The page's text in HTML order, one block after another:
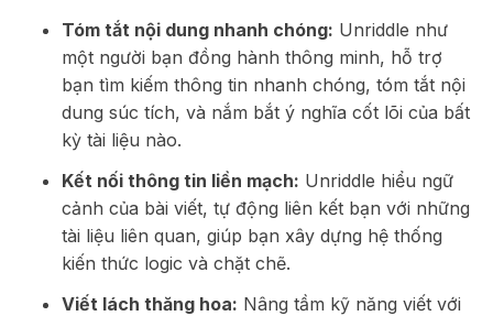
Tóm tắt nội dung nhanh chóng: Unriddle như
một người bạn đồng hành thông minh, hỗ trợ
bạn tìm kiếm thông tin nhanh chóng, tóm tắt nội
dung súc tích, và nắm bắt ý nghĩa cốt lõi của bất
kỳ tài liệu nào.
Kết nối thông tin liền mạch: Unriddle hiểu ngữ
cảnh của bài viết, tự động liên kết bạn với những
tài liệu liên quan, giúp bạn xây dựng hệ thống
kiến thức logic và chặt chẽ.
Viết lách thăng hoa: Nâng tầm kỹ năng viết với